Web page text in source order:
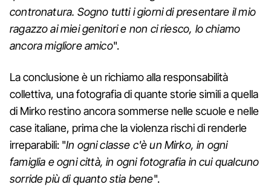
contronatura. Sogno tutti i giorni di presentare il mio
ragazzo ai miei genitori e non ci riesco, lo chiamo
ancora migliore amico".
La conclusione è un richiamo alla responsabilità
collettiva, una fotografia di quante storie simili a quella
di Mirko restino ancora sommerse nelle scuole e nelle
case italiane, prima che la violenza rischi di renderle
irreparabili: "In ogni classe c'è un Mirko, in ogni
famiglia e ogni città, in ogni fotografia in cui qualcuno
sorride più di quanto stia bene".